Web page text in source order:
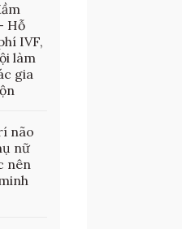
Hỗ
IVF,
làm
gia
não
nữ
nên